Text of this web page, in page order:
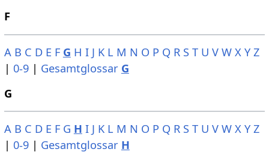
F
A B C D E F G H I J K L M N O P Q R S T U V W X Y Z
| 0-9| Gesamtglossar G
G
A B C D E F G H I J K L M N O P Q R S T U V W X Y Z
| 0-9| Gesamtglossar H